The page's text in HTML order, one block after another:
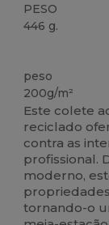
PESO
446 g.
peso
200g/m²
Este colete
reciclado
contra as
profissional.
moderno,
tornando-o